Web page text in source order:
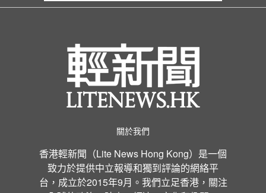
關於我們
香港輕新聞（Lite News Hong Kong）是一個
致力於提供中立報導和獨到評論的網絡平
台，成立於2015年9月。我們立足香港，關注